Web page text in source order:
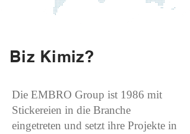
Biz Kimiz?
Die EMBRO Group ist 1986 mit
Stickereien in die Branche
eingetreten und setzt ihre Projekte in